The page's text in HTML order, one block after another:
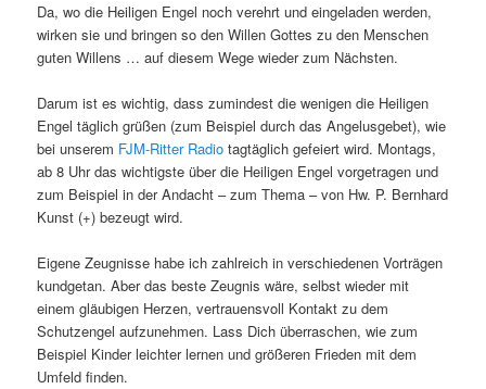
Da, wo die Heiligen Engel noch verehrt und eingeladen werden,
wirken sie und bringen so den Willen Gottes zu den Menschen
guten Willens … auf diesem Wege wieder zum Nächsten.
Darum ist es wichtig, dass zumindest die wenigen die Heiligen
Engel täglich grüßen (zum Beispiel durch das Angelusgebet), wie
bei unserem FJM-Ritter Radio tagtäglich gefeiert wird. Montags,
ab 8 Uhr das wichtigste über die Heiligen Engel vorgetragen und
zum Beispiel in der Andacht – zum Thema – von Hw. P. Bernhard
Kunst (+) bezeugt wird.
Eigene Zeugnisse habe ich zahlreich in verschiedenen Vorträgen
kundgetan. Aber das beste Zeugnis wäre, selbst wieder mit
einem gläubigen Herzen, vertrauensvoll Kontakt zu dem
Schutzengel aufzunehmen. Lass Dich überraschen, wie zum
Beispiel Kinder leichter lernen und größeren Frieden mit dem
Umfeld finden.